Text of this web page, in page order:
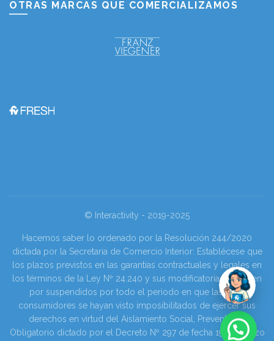
OTRAS MARCAS QUE COMERCIALIZAMOS
© Interactivity - 2019-2025
Hacemos saber lo ordenado por la Resolución 244/2020
dictada por la Secretaria de Comercio Interior: Establécese que
los plazos previstos en las garantías contractuales y legales en
los términos de la Ley Nº 24.240 y sus modificatorias se tienen
por suspendidos por todo el periodo en que las y los
consumidores se hayan visto imposibilitados de ejercer sus
derechos en virtud del Aislamiento Social, Preventivo y
Obligatorio dictado por el Decreto Nº 297 de fecha 19 de marzo